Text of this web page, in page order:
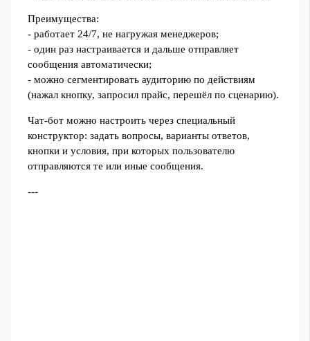
Преимущества:
- работает 24/7, не нагружая менеджеров;
- один раз настраивается и дальше отправляет
сообщения автоматически;
- можно сегментировать аудиторию по действиям
(нажал кнопку, запросил прайс, перешёл по сценарию).
Чат‑бот можно настроить через специальный
конструктор: задать вопросы, варианты ответов,
кнопки и условия, при которых пользователю
отправляются те или иные сообщения.
---